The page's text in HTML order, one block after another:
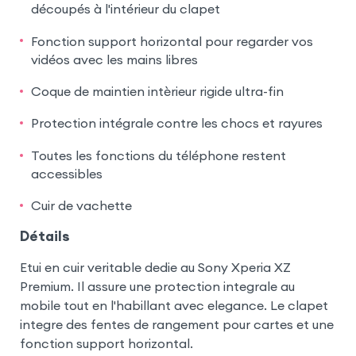
découpés à l'intérieur du clapet
Fonction support horizontal pour regarder vos
vidéos avec les mains libres
Coque de maintien intèrieur rigide ultra-fin
Protection intégrale contre les chocs et rayures
Toutes les fonctions du téléphone restent
accessibles
Cuir de vachette
Détails
Etui en cuir veritable dedie au Sony Xperia XZ
Premium. Il assure une protection integrale au
mobile tout en l'habillant avec elegance. Le clapet
integre des fentes de rangement pour cartes et une
fonction support horizontal.